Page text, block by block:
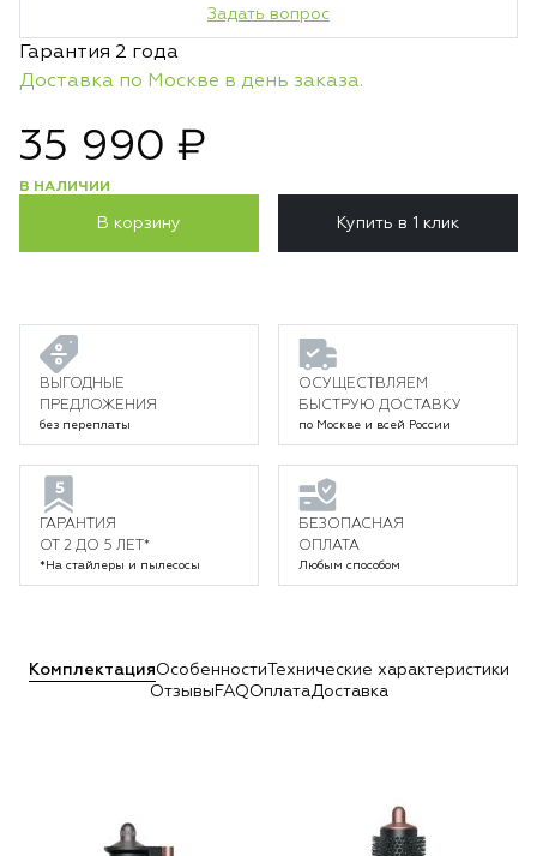
Задать вопрос
Гарантия 2 года
Доставка по Москве в день заказа.
35 990 ₽
В НАЛИЧИИ
В корзину Купить в 1 клик
ВЫГОДНЫЕ
ПРЕДЛОЖЕНИЯ
без переплаты
ОСУЩЕСТВЛЯЕМ
БЫСТРУЮ ДОСТАВКУ
по Москве и всей России
ГАРАНТИЯ
ОТ 2 ДО 5 ЛЕТ*
*На стайлеры и пылесосы
БЕЗОПАСНАЯ
ОПЛАТА
Любым способом
КомплектацияОсобенности Технические характеристики
Отзывы FAQОплатаДоставка